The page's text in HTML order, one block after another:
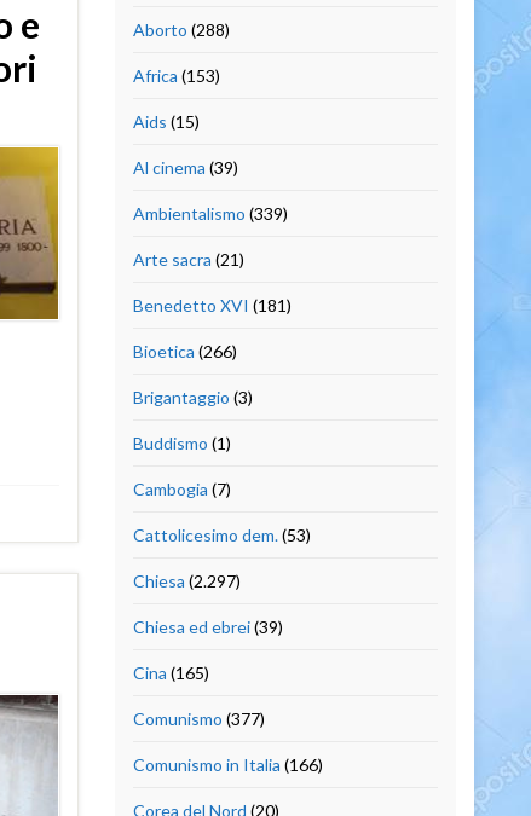
e
Aborto (288)
Africa (153)
Aids (15)
Al cinema (39)
Ambientalismo (339)
Arte sacra (21)
Benedetto XVI (181)
Bioetica (266)
Brigantaggio (3)
Buddismo (1)
Cambogia (7)
Cattolicesimo dem.(53)
Chiesa (2.297)
Chiesa ed ebrei(39)
Cina (165)
Comunismo (377)
Comunismo in Italia (166)
Corea del Nord (20)